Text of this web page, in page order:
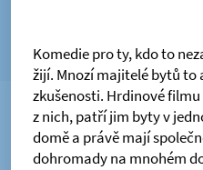
Komedie pro ty, kdo to
žijí. Mnozí majitelé bytů to
zkušenosti. Hrdinové
z nich, patří jim byty v
domě a právě mají
dohromady na mnohém